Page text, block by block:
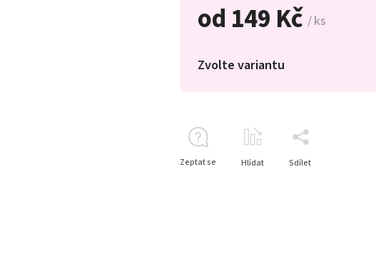
od 149 Kč / ks
Zvolte variantu
Zeptat se Hlídat Sdílet